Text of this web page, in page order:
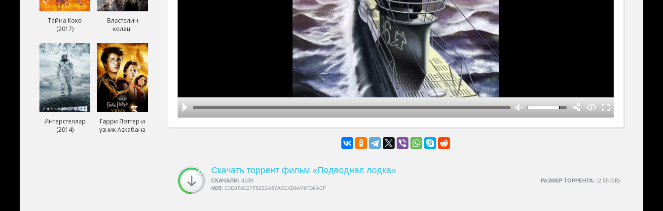
Скачать торрент фильм «Подводная лодка»
РАЗМЕР ТОРРЕНТА: (2.55 GB)
СКАЧАЛИ: 4189
MD5: C3E878E27F52E2A57ACE4D9A76FD9ACF
Тайна Коко
(2017)
Властелин
колец:
короля (2003)
Интерстеллар
(2014)
Гарри Поттер и
узник Азкабана